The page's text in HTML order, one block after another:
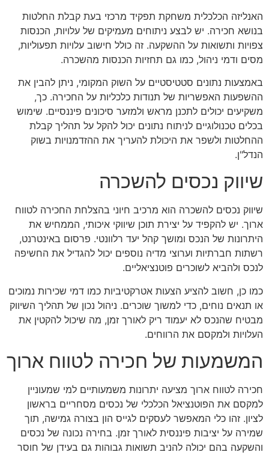
האנליזה הכלכלית משחקת תפקיד מרכזי בעת קבלת החלטות
בנושא חכירה. יש לבצע ניתוחים מעמיקים של עלויות, הכנסות
צפויות ותשואות על ההשקעה. זה כולל חישוב עלויות תפעוליות,
מסים ודמי ניהול, כמו גם תחזיות הכנסות מהשכרה.
באמצעות נתונים סטטיסטיים על השוק המקומי, ניתן להבין את
ההשפעות האפשריות של תנודות כלכליות על החכירה. כך,
משקיעים יכולים לתכנן מראש ולמזער סיכונים פיננסיים. שימוש
בכלים טכנולוגיים לניתוח נתונים יכול להקל על תהליך קבלת
ההחלטות ולשפר את היכולת להעריך את ההזדמנויות בשוק
הנדל"ן.
שיווק נכסים להשכרה
שיווק נכסים להשכרה הוא מרכיב חיוני בהצלחת החכירה לטווח
ארוך. יש להקפיד על יצירת תוכן שיווקי איכותי, הממחיש את
היתרונות של הנכס ומושך קהל יעד רלוונטי. פרסום באינטרנט,
רשתות חברתיות וערוצי מדיה נוספים יכול להגדיל את החשיפה
לנכס ולהביא לשוכרים פוטנציאליים.
כמו כן, חשוב להציע הצעות אטרקטיביות כמו דמי שכירות נמוכים
או תנאים נוחים, כדי למשוך שוכרים. ניהול נכון של תהליך השיווק
מבטיח שהנכס לא יעמוד ריק לאורך זמן, מה שיכול להקטין את
העלויות ולמקסם את הרווחים.
המשמעות של חכירה לטווח ארוך
חכירה לטווח ארוך מציעה יתרונות משמעותיים למי שמעוניין
למקסם את הפוטנציאל הכלכלי של נכסים מסחריים בראשון
לציון. זהו כלי המאפשר לעסקים לגייס הון בצורה גמישה, תוך
שמירה על יציבות פיננסית לאורך זמן. בחירה נכונה של נכסים
והשקעה בהם יכולה להניב תשואות גבוהות גם בעידן של חוסר